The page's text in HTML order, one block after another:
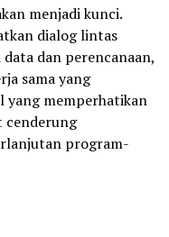
menjadi kunci.
dialog lintas
dan perencanaan,
sama yang
yang memperhatikan
cenderung
program-